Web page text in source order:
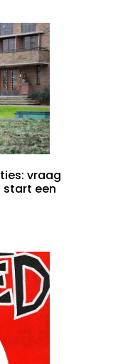
vraag
start een